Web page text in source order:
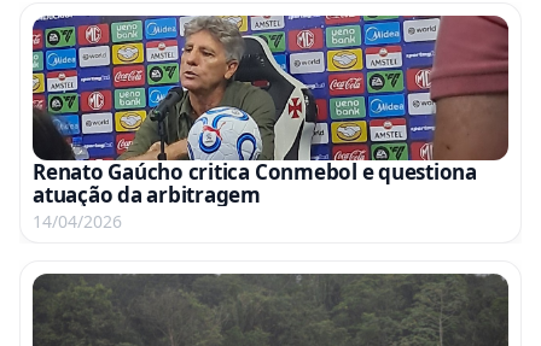
Renato Gaúcho critica Conmebol e questiona
atuação da arbitragem
14/04/2026